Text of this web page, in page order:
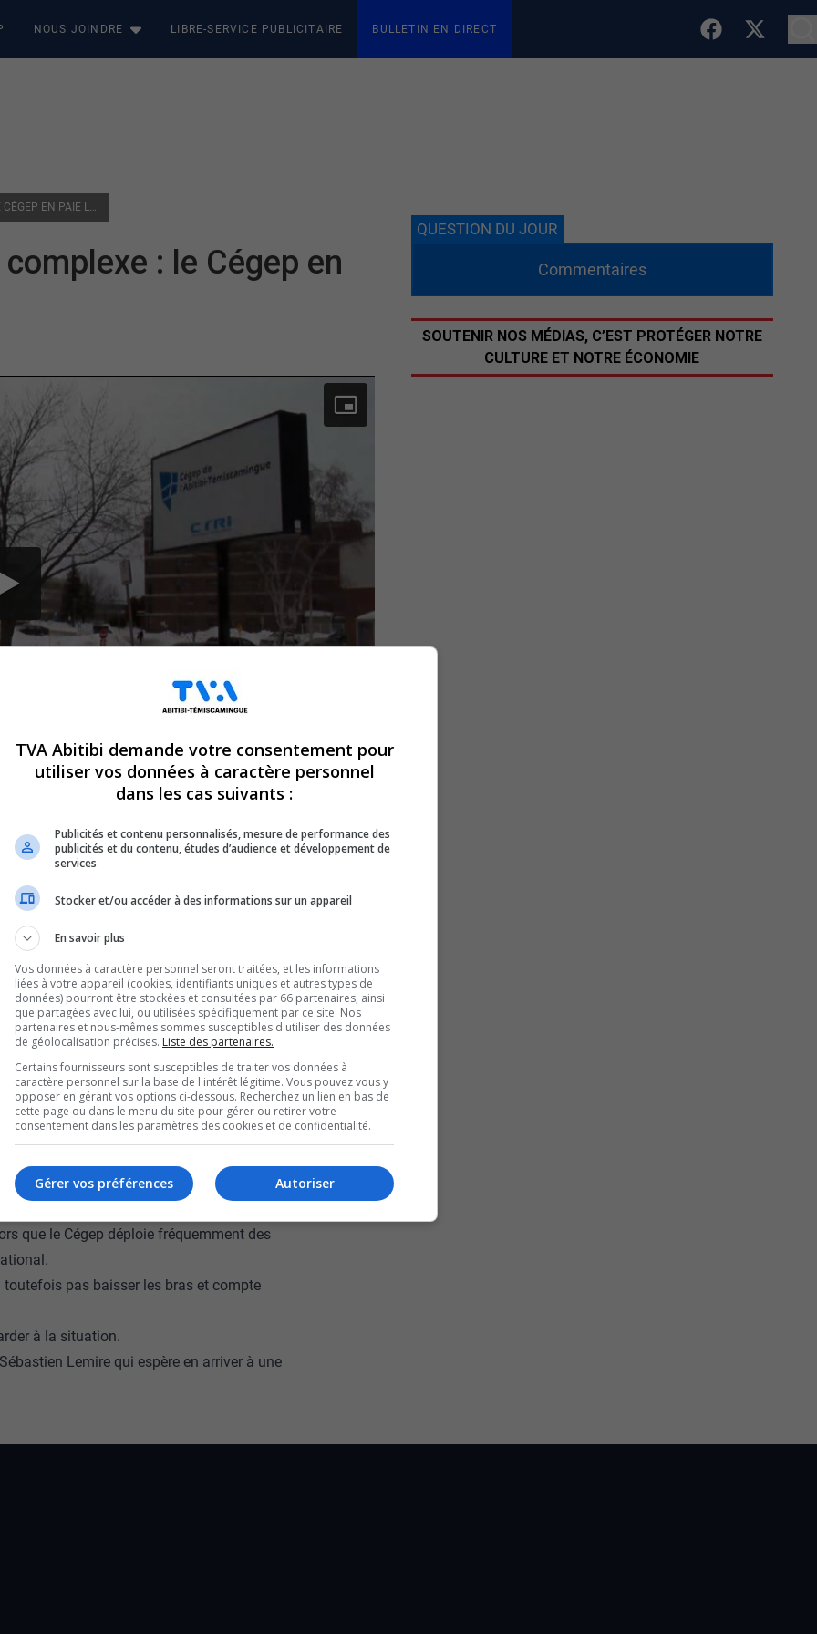
NOUS JOINDRE LIBRE-SERVICE PUBLICITAIRE BULLETIN EN DIRECT
PROCESSUS D’IMMIGRATION COMPLEXE : LE CÉGEP EN PAIE LE PRIX
: le Cégep en
trône au
de refus
des demandes d’admission provenant de
de l’Immigration, mentionne le directeur
Lemire, cette problématique perdure
basent sur des facteurs qui sont propres aux
moins nantis, comme ceux de
que le Cégep déploie fréquemment des
toutefois pas baisser les bras et compte
à la situation.
Lemire qui espère en arriver à une
QUESTION DU JOUR
Commentaires
SOUTENIR NOS MÉDIAS, C’EST PROTÉGER NOTRE
CULTURE ET NOTRE ÉCONOMIE
TVA Abitibi demande votre consentement pour
utiliser vos données à caractère personnel
dans les cas suivants :
Publicités et contenu personnalisés, mesure de performance des
publicités et du contenu, études d’audience et développement de
services
Stocker et/ou accéder à des informations sur un appareil
En savoir plus
Vos données à caractère personnel seront traitées, et les informations
liées à votre appareil (cookies, identifiants uniques et autres types de
données) pourront être stockées et consultées par 66 partenaires, ainsi
que partagées avec lui, ou utilisées spécifiquement par ce site. Nos
partenaires et nous-mêmes sommes susceptibles d'utiliser des données
de géolocalisation précises. Liste des partenaires.
Certains fournisseurs sont susceptibles de traiter vos données à
caractère personnel sur la base de l'intérêt légitime. Vous pouvez vous y
opposer en gérant vos options ci-dessous. Recherchez un lien en bas de
cette page ou dans le menu du site pour gérer ou retirer votre
consentement dans les paramètres des cookies et de confidentialité.
Autoriser
Gérer vos préférences